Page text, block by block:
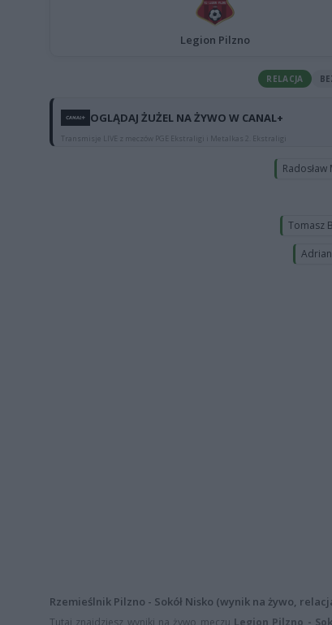
Legion Pilzno
RELACJA
OGLĄDAJ ŻUŻEL NA ŻYWO W CANAL+
Transmisje LIVE z meczów PGE Ekstraligi i Metalkas 2. Ekstraligi
Radosław
Tomasz
Rzemieślnik Pilzno - Sokół Nisko (wynik na żywo,
Tutaj znajdziesz wyniki na żywo meczu Legion Pilzno -